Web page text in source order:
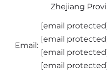
Zhejiang
Email:
[email
[email
[email
[email